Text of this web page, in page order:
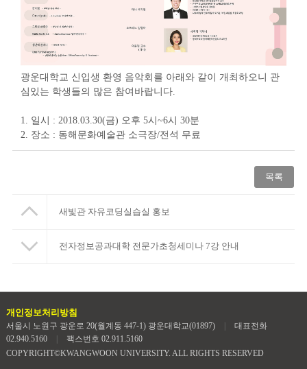
광운대학교 신입생 환영 음악회를 아래와 같이 개최하오니 관
심있는 학생들의 많은 참여바랍니다.
1. 일시 : 2018.03.30(금) 오후 5시~6시 30분
2. 장소 : 동해문화예술관 소극장/전석 무료
목록
새빛관 자유코딩실습실 홍보
전자정보공과대학 전문가초청세미나 7강 안내
개인정보처리방침
서울시 노원구 광운로 20(월계동 447-1) 광운대학교(01897) |
대표전화
02.940.5160
|
팩스번호 02.911.5160
COPYRIGHT©KWANGWOON UNIVERSITY. ALL RIGHTS RESERVED